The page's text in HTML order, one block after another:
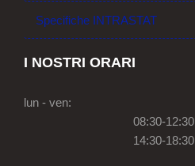
Specifiche INTRASTAT
I NOSTRI ORARI
lun - ven:
08:30-12:30
14:30-18:30